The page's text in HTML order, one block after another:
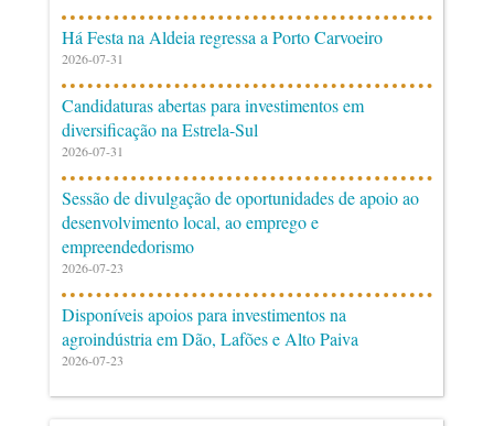
Há Festa na Aldeia regressa a Porto Carvoeiro
2026-07-31
Candidaturas abertas para investimentos em
diversificação na Estrela-Sul
2026-07-31
Sessão de divulgação de oportunidades de apoio ao
desenvolvimento local, ao emprego e
empreendedorismo
2026-07-23
Disponíveis apoios para investimentos na
agroindústria em Dão, Lafões e Alto Paiva
2026-07-23